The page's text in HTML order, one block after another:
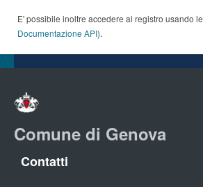
E' possibile inoltre accedere al registro usando le
Documentazione API).
Comune di Genova
Contatti